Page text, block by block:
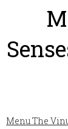
Menu The